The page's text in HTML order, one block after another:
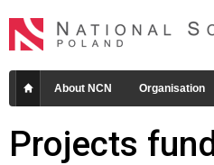
About NCN Organisation
Projects